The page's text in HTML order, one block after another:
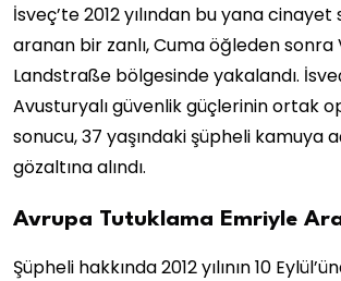
İsveç’te 2012 yılından bu yana
aranan bir zanlı, Cuma öğleden sonra
Landstraße bölgesinde yakalandı.
Avusturyalı güvenlik güçlerinin ortak
sonucu, 37 yaşındaki şüpheli kamuya
gözaltına alındı.
Avrupa Tutuklama Emriyle
Şüpheli hakkında 2012 yılının 10